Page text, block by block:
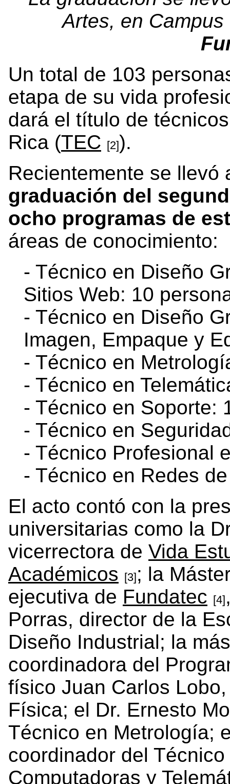
Artes, en
Un total de 103
etapa de su vida
dará el título de
Rica (TEC [2]).
Recientemente se llevó
graduación del
ocho programas de
áreas de conocimiento:
- Técnico en Diseño
Sitios Web: 10
- Técnico en Diseño
Imagen, Empaque y
- Técnico en
- Técnico en
- Técnico en Soporte:
- Técnico en
- Técnico Profesional
- Técnico en Redes
El acto contó con la
universitarias como la
vicerrectora de Vida
Académicos [3]; la
ejecutiva de Fundatec [4]
Porras, director de la
Diseño Industrial; la
coordinadora del
físico Juan Carlos
Física; el Dr. Ernesto
Técnico en Metrología;
coordinador del
Computadoras y